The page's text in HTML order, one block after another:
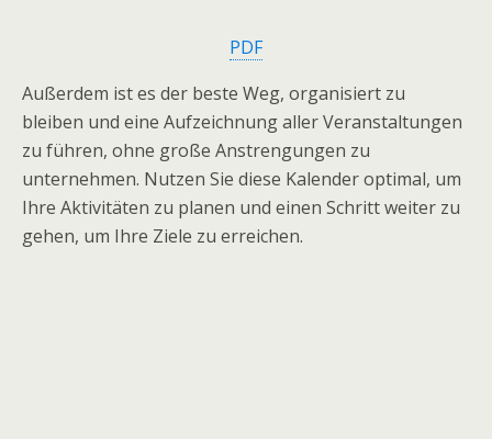
PDF
Außerdem ist es der beste Weg, organisiert zu
bleiben und eine Aufzeichnung aller Veranstaltungen
zu führen, ohne große Anstrengungen zu
unternehmen. Nutzen Sie diese Kalender optimal, um
Ihre Aktivitäten zu planen und einen Schritt weiter zu
gehen, um Ihre Ziele zu erreichen.